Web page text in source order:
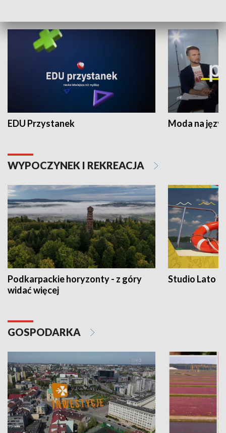
EDU Przystanek Moda na
WYPOCZYNEK I REKREACJA
Podkarpackie horyzonty - z góry
widać więcej
Studio Lato
GOSPODARKA